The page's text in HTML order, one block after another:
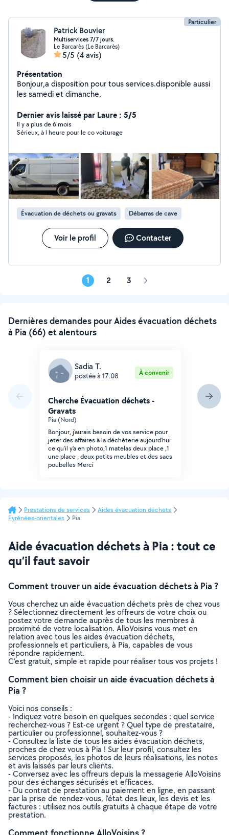
Particulier
Patrick Bouvier
Multiservices 7/7 jours.
Le Barcarès (Le Barcarès)
5/5 (4 avis)
Présentation
Bonjour,a disposition pour tous services.disponible aussi
les samedi et dimanche.
Dernier avis laissé par Laure : 5/5
Il y a plus de 6 mois
Sérieux, à l heure pour le co voiturage
Évacuation de déchets ou gravats Débarras de cave
Voir le profil Contacter
1 2 3 Page
Dernières demandes pour Aides évacuation déchets
à Pia (66) et alentours
Sadia T.
postée à 17:08 À convenir
Cherche Évacuation déchets -
Gravats
Pia (Nord)
Bonjour, j'aurais besoin de vos service pour
jeter des affaires à la déchèterie aujourd'hui
ce qu'il y'a en photo,1 matelas deux place ,1
une place , deux petits meubles et des sacs
poubelles Merci
Prestations de services
Aides évacuation déchets
Pyrénées-orientales
Pia
Aide évacuation déchets à Pia : tout ce
qu’il faut savoir
Comment trouver un aide évacuation déchets à Pia ?
Vous cherchez un aide évacuation déchets près de chez vous
? Sélectionnez directement les offreurs de votre choix ou
postez votre demande auprès de tous les membres à
proximité de votre localisation. AlloVoisins vous met en
relation avec tous les aides évacuation déchets,
professionnels et particuliers, à Pia, capables de vous
répondre rapidement.
C’est gratuit, simple et rapide pour réaliser tous vos projets !
Comment bien choisir un aide évacuation déchets à
Pia ?
Voici nos conseils :
- Indiquez votre besoin en quelques secondes : quel service
recherchez-vous ? Est-ce urgent ? Quel type de prestataire,
particulier ou professionnel, souhaitez-vous ?
- Consultez la liste de tous les aides évacuation déchets,
proches de chez vous à Pia ! Sur leur profil, consultez les
services proposés, les photos de leurs réalisations, les notes
et avis laissés par leurs clients.
- Conversez avec les offreurs depuis la messagerie AlloVoisins
pour des échanges sécurisés et efficaces.
- Du contrat de prestation au paiement en ligne, en passant
par la prise de rendez-vous, l’état des lieux, les devis et les
factures : utilisez nos outils gratuits à chaque étape de votre
prestation.